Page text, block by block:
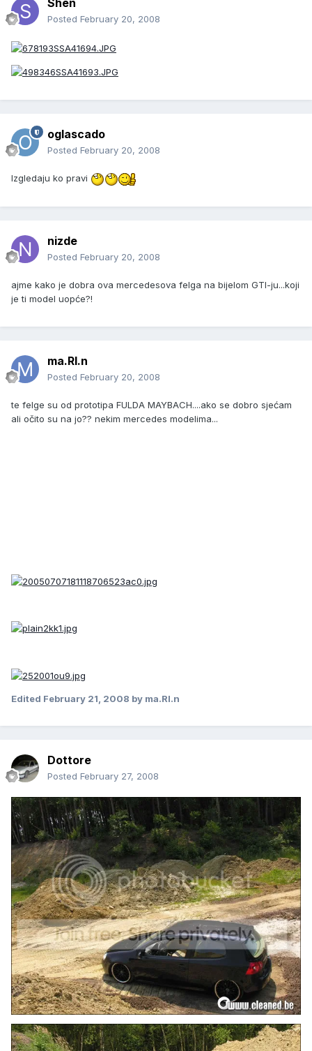
Shen
Posted February 20, 2008
oglascado
Posted February 20, 2008
Izgledaju ko pravi
nizde
Posted February 20, 2008
ajme kako je dobra ova mercedesova felga na bijelom GTI-ju...koji
je ti model uopće?!
ma.RI.n
Posted February 20, 2008
te felge su od prototipa FULDA MAYBACH....ako se dobro sjećam
ali očito su na jo?? nekim mercedes modelima...
Edited February 21, 2008 by ma.RI.n
Dottore
Posted February 27, 2008